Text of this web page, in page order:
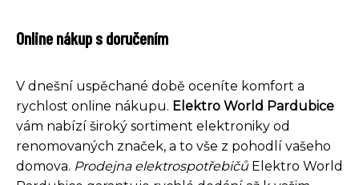
Online nákup s doručením
V dnešní uspěchané době oceníte komfort a
rychlost online nákupu. Elektro World Pardubice
vám nabízí široký sortiment elektroniky od
renomovaných značek, a to vše z pohodlí vašeho
domova. Prodejna elektrospotřebičů Elektro World